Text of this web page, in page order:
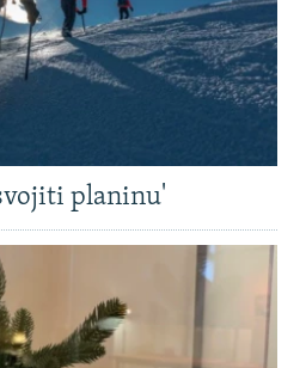
planinu'